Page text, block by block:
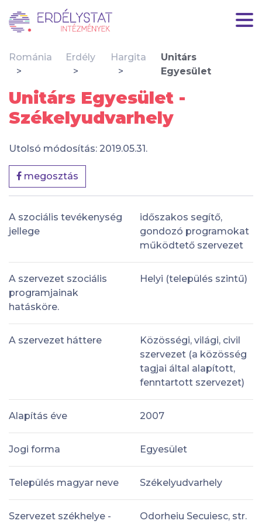
Románia Erdély Hargita
Unitárs
Egyesület
Unitárs Egyesület -
Székelyudvarhely
Utolsó módosítás: 2019.05.31.
megosztás
A szociális tevékenység
jellege
időszakos segítő,
gondozó programokat
működtető szervezet
A szervezet szociális
programjainak
hatásköre.
Helyi (település szintű)
A szervezet háttere
Közösségi, világi, civil
szervezet (a közösség
tagjai által alapított,
fenntartott szervezet)
Alapítás éve 2007
Jogi forma Egyesület
Település magyar neve Székelyudvarhely
Szervezet székhelye -
Odorheiu Secuiesc, str.